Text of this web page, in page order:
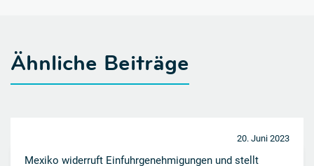
Ähnliche Beiträge
20. Juni 2023
Mexiko widerruft Einfuhrgenehmigungen und stellt